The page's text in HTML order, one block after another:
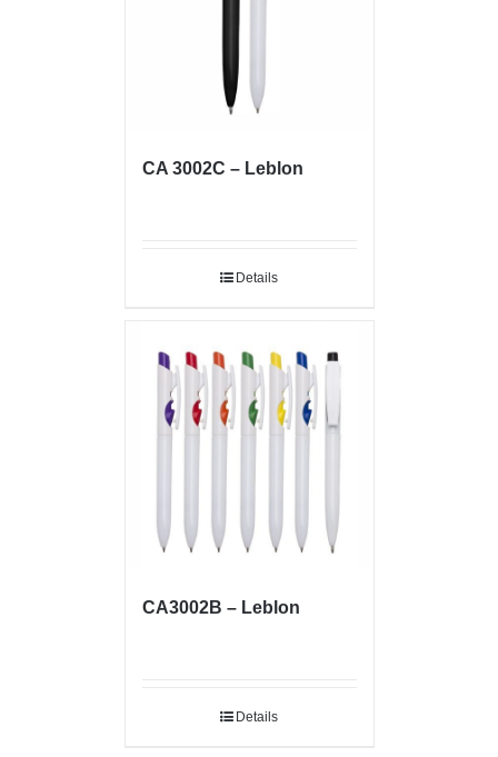
CA 3002C – Leblon
Details
CA3002B – Leblon
Details